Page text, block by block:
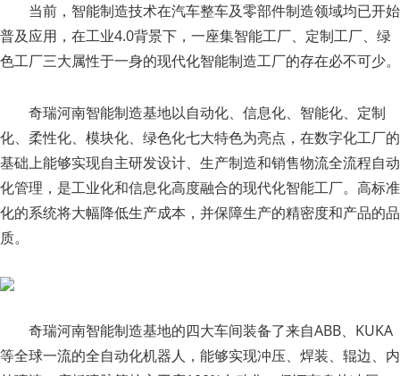
当前，智能制造技术在汽车整车及零部件制造领域均已开始
普及应用，在工业4.0背景下，一座集智能工厂、定制工厂、绿
色工厂三大属性于一身的现代化智能制造工厂的存在必不可少。
奇瑞河南智能制造基地以自动化、信息化、智能化、定制
化、柔性化、模块化、绿色化七大特色为亮点，在数字化工厂的
基础上能够实现自主研发设计、生产制造和销售物流全流程自动
化管理，是工业化和信息化高度融合的现代化智能工厂。高标准
化的系统将大幅降低生产成本，并保障生产的精密度和产品的品
质。
奇瑞河南智能制造基地的四大车间装备了来自ABB、KUKA
等全球一流的全自动化机器人，能够实现冲压、焊装、辊边、内